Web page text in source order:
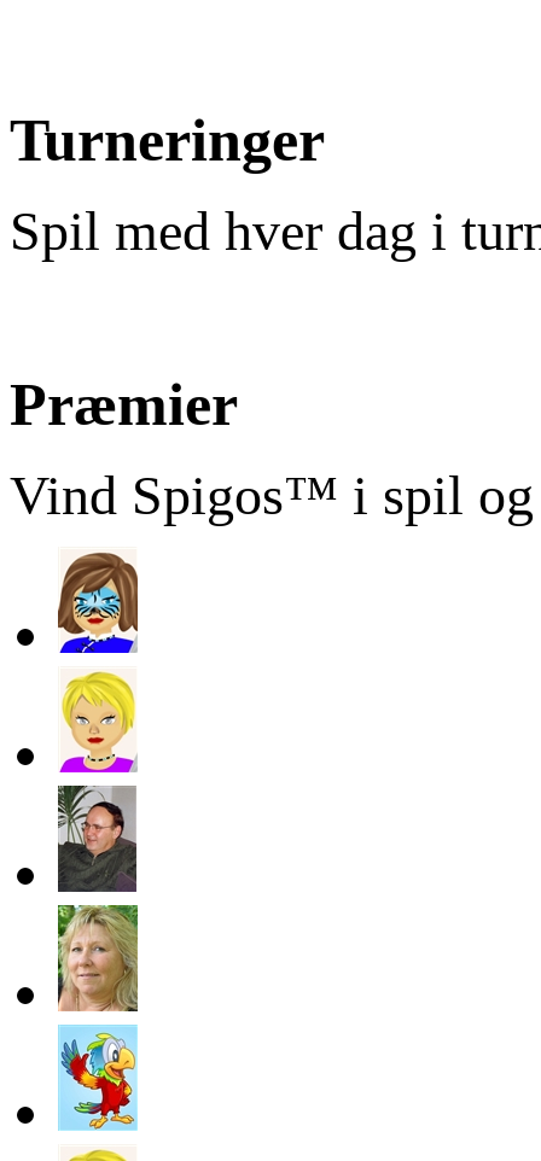
Turneringer
Spil med hver dag i
Præmier
Vind Spigos™ i spil og